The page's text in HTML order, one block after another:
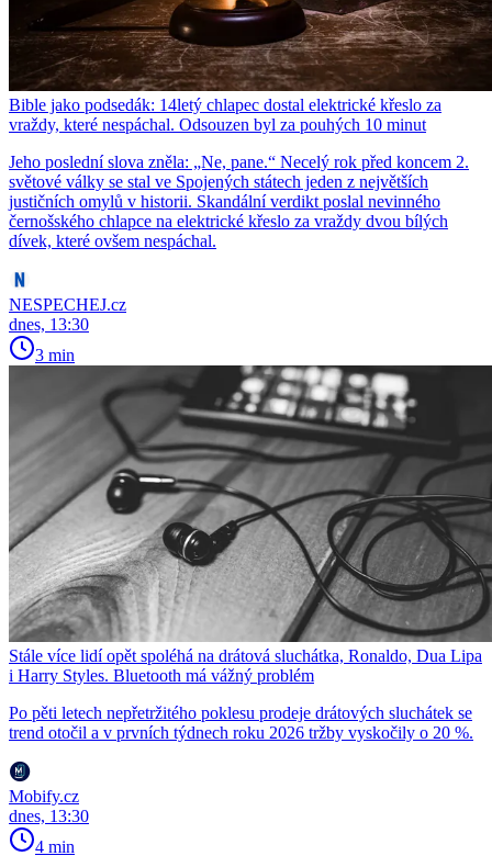
Bible jako podsedák: 14letý chlapec dostal elektrické křeslo za
vraždy, které nespáchal. Odsouzen byl za pouhých 10 minut
Jeho poslední slova zněla: „Ne, pane.“ Necelý rok před koncem 2.
světové války se stal ve Spojených státech jeden z největších
justičních omylů v historii. Skandální verdikt poslal nevinného
černošského chlapce na elektrické křeslo za vraždy dvou bílých
dívek, které ovšem nespáchal.
NESPECHEJ.cz
dnes, 13:30
3 min
Stále více lidí opět spoléhá na drátová sluchátka, Ronaldo, Dua Lipa
i Harry Styles. Bluetooth má vážný problém
Po pěti letech nepřetržitého poklesu prodeje drátových sluchátek se
trend otočil a v prvních týdnech roku 2026 tržby vyskočily o 20 %.
Mobify.cz
dnes, 13:30
4 min